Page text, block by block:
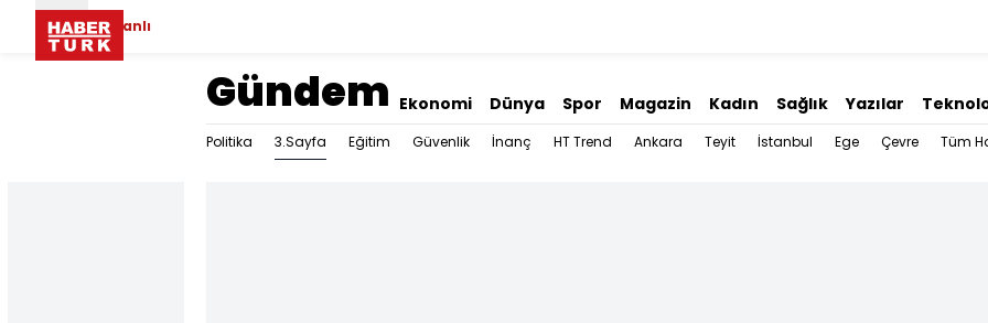
Canlı
Gündem Ekonomi Dünya Spor Magazin Kadın Sağlık Yazılar
Politika 3.Sayfa Eğitim Güvenlik İnanç HT Trend Ankara Teyit İstanbul Ege Çevre Tüm